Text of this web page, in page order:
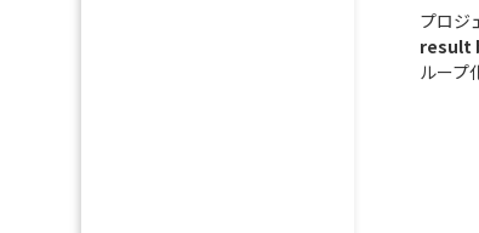
プロジ
result
ループ